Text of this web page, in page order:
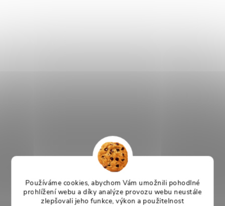
Používáme cookies, abychom Vám umožnili pohodlné
prohlížení webu a díky analýze provozu webu neustále
zlepšovali jeho funkce, výkon a použitelnost